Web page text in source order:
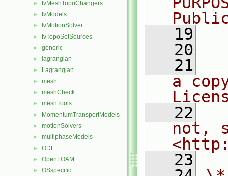
► fvMeshTopoChangers
► fvModels
► fvMotionSolver
► fvTopoSetSources
► generic
► lagrangian
► Lagrangian
► mesh
► meshCheck
► meshTools
► MomentumTransportModels
► motionSolvers
► multiphaseModels
► ODE
► OpenFOAM
► OSspecific
   19
   20
   21
a
   22
not,
   23